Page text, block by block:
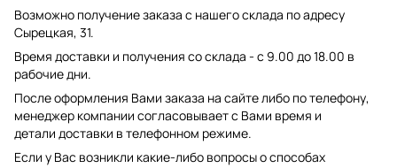
Возможно получение заказа с нашего склада по адресу
Сырецкая, 31.
Время доставки и получения со склада - с 9.00 до 18.00 в
рабочие дни.
После оформления Вами заказа на сайте либо по телефону,
менеджер компании согласовывает с Вами время и
детали доставки в телефонном режиме.
Если у Вас возникли какие-либо вопросы о способах